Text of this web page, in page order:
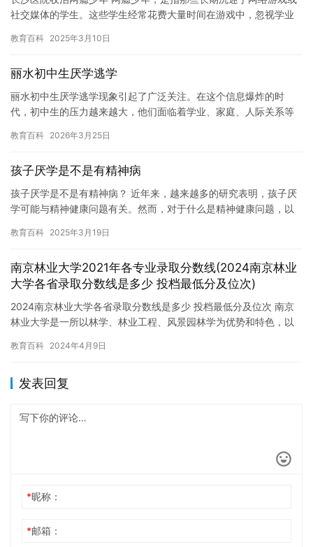
社交媒体的学生。这些学生经常花费大量时间在游戏中，忽视学业
这些…
教育百科 2025年3月10日
丽水初中生厌学逃学
丽水初中生厌学逃学现象引起了广泛关注。在这个信息爆炸的时
代，初中生的压力越来越大，他们面临着学业、家庭、人际关系等
意面对在…
教育百科 2026年3月25日
孩子厌学是不是有精神病
孩子厌学是不是有精神病？ 近年来，越来越多的研究表明，孩子厌
学可能与精神健康问题有关。然而，对于什么是精神健康问题，以
文中…
教育百科 2025年3月19日
南京林业大学2021年各专业录取分数线(2024南京林业
大学各省录取分数线是多少 投档最低分及位次)
2024南京林业大学各省录取分数线是多少 投档最低分及位次 南京
林业大学是一所以林学、林业工程、风景园林学为优势和特色，以
教育百科 2024年4月9日
发表回复
*昵称：
*邮箱：